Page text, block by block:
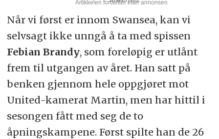
Når vi først er innom Swansea, kan vi
selvsagt ikke unngå å ta med spissen
Febian Brandy, som foreløpig er utlånt
frem til utgangen av året. Han satt på
benken gjennom hele oppgjøret mot
United-kamerat Martin, men har hittil i
sesongen fått med seg de to
åpningskampene. Først spilte han de 26